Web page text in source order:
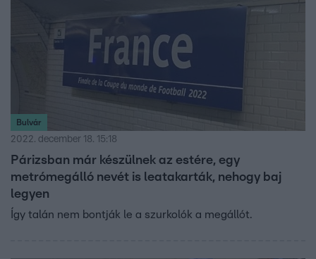
Bulvár
2022. december 18. 15:18
Párizsban már készülnek az estére, egy
metrómegálló nevét is leatakarták, nehogy baj
legyen
Így talán nem bontják le a szurkolók a megállót.